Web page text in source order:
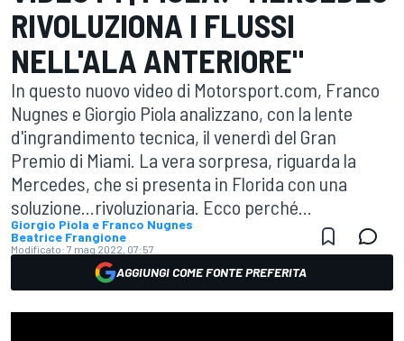
RIVOLUZIONA I FLUSSI
NELL'ALA ANTERIORE"
In questo nuovo video di Motorsport.com, Franco
Nugnes e Giorgio Piola analizzano, con la lente
d'ingrandimento tecnica, il venerdì del Gran
Premio di Miami. La vera sorpresa, riguarda la
Mercedes, che si presenta in Florida con una
soluzione...rivoluzionaria. Ecco perché...
Giorgio Piola e Franco Nugnes
Beatrice Frangione
Modificato: 7 mag 2022, 07:57
AGGIUNGI COME FONTE PREFERITA